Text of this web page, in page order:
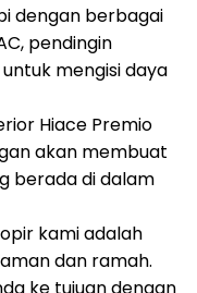
dengan berbagai
pendingin
mengisi daya
Hiace Premio
akan membuat
berada di dalam
kami adalah
dan ramah.
ke tujuan dengan